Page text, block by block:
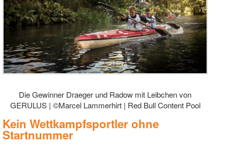
Die Gewinner Draeger und Radow mit Leibchen von
GERULUS | ©Marcel Lammerhirt | Red Bull Content Pool
Kein Wettkampfsportler ohne
Startnummer